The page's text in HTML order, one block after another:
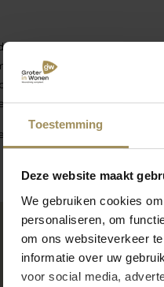
Toestemming
Deze website maakt
We gebruiken cookies
personaliseren, om
om ons websiteverkeer
informatie over uw
voor social media,
zijkanten. Leverbaar in
geknuffeld worden. Onder
stiktechniek een
verkrijgbaar.
staan je graag te